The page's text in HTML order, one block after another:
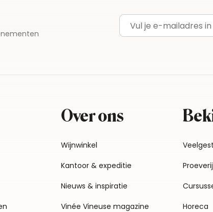
E-mailadres
Over ons
Wijnwinkel
Kantoor & expeditie
Nieuws & inspiratie
Vinée Vineuse magazine
Horeca